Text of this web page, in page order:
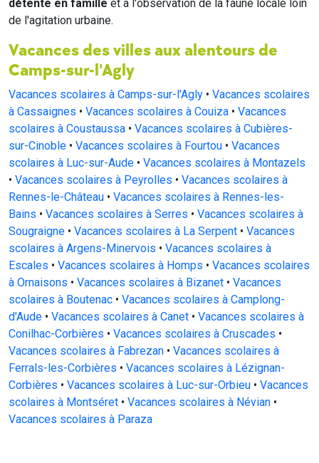
détente en famille et à l'observation de la faune locale loin
de l'agitation urbaine.
Vacances des villes aux alentours de
Camps-sur-l'Agly
Vacances scolaires à Camps-sur-l'Agly • Vacances scolaires
à Cassaignes • Vacances scolaires à Couiza • Vacances
scolaires à Coustaussa • Vacances scolaires à Cubières-
sur-Cinoble • Vacances scolaires à Fourtou • Vacances
scolaires à Luc-sur-Aude • Vacances scolaires à Montazels
• Vacances scolaires à Peyrolles • Vacances scolaires à
Rennes-le-Château • Vacances scolaires à Rennes-les-
Bains • Vacances scolaires à Serres • Vacances scolaires à
Sougraigne • Vacances scolaires à La Serpent • Vacances
scolaires à Argens-Minervois • Vacances scolaires à
Escales • Vacances scolaires à Homps • Vacances scolaires
à Ornaisons • Vacances scolaires à Bizanet • Vacances
scolaires à Boutenac • Vacances scolaires à Camplong-
d'Aude • Vacances scolaires à Canet • Vacances scolaires à
Conilhac-Corbières • Vacances scolaires à Cruscades •
Vacances scolaires à Fabrezan • Vacances scolaires à
Ferrals-les-Corbières • Vacances scolaires à Lézignan-
Corbières • Vacances scolaires à Luc-sur-Orbieu • Vacances
scolaires à Montséret • Vacances scolaires à Névian •
Vacances scolaires à Paraza